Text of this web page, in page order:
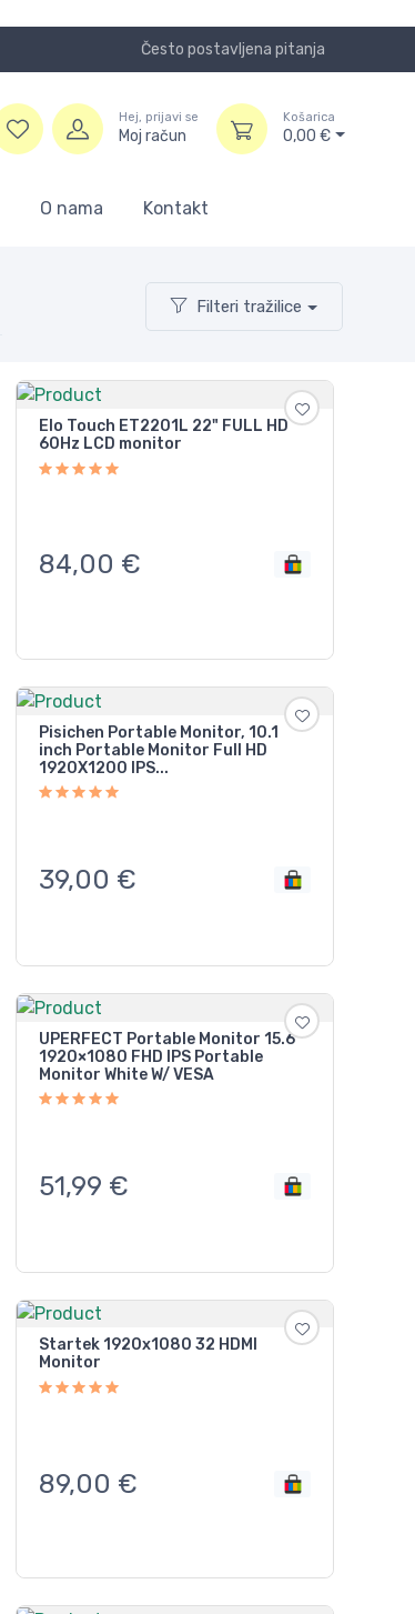
Često postavljena pitanja
Hej, prijavi se
Moj račun
Košarica
0,00 €
O nama Kontakt
Filteri tražilice
Elo Touch ET2201L 22" FULL HD
60Hz LCD monitor
84,00 €
Pisichen Portable Monitor, 10.1
inch Portable Monitor Full HD
1920X1200 IPS...
39,00 €
UPERFECT Portable Monitor 15.6"
1920×1080 FHD IPS Portable
Monitor White W/ VESA
51,99 €
Startek 1920x1080 32 HDMI
Monitor
89,00 €